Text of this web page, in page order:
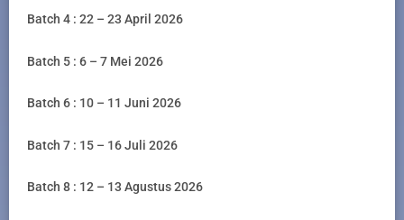
Batch 4 : 22 – 23 April 2026
Batch 5 : 6 – 7 Mei 2026
Batch 6 : 10 – 11 Juni 2026
Batch 7 : 15 – 16 Juli 2026
Batch 8 : 12 – 13 Agustus 2026